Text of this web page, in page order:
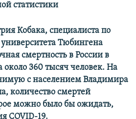
статистики
Кобака, специалиста по
Тюбингена
смертность в России в
около 360 тысяч человек. На
с населением Владимира
количество смертей
можно было бы ожидать,
COVID-19.